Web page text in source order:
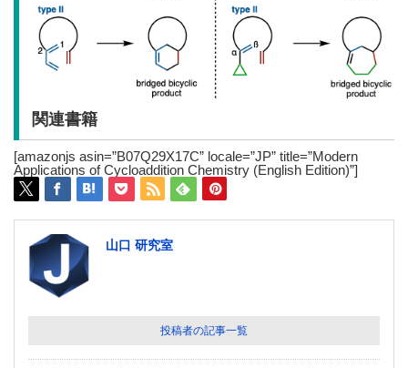
関連書籍
[amazonjs asin=”B07Q29X17C” locale=”JP” title=”Modern
Applications of Cycloaddition Chemistry (English Edition)”]
山口 研究室
投稿者の記事一覧